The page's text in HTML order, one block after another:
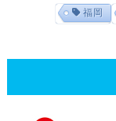
福岡